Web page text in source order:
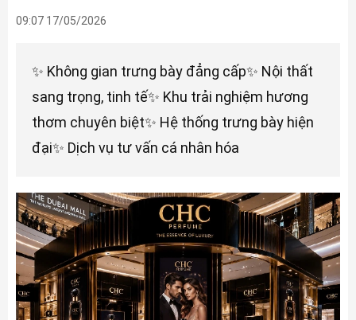
09:07 17/05/2026
✨ Không gian trưng bày đẳng cấp✨ Nội thất
sang trọng, tinh tế✨ Khu trải nghiệm hương
thơm chuyên biệt✨ Hệ thống trưng bày hiện
đại✨ Dịch vụ tư vấn cá nhân hóa